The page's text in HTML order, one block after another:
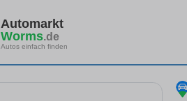
Automarkt
Worms.de
Autos einfach finden